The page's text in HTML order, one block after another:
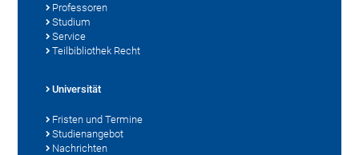
Professoren
Studium
Service
Teilbibliothek Recht
Universität
Fristen und Termine
Studienangebot
Nachrichten